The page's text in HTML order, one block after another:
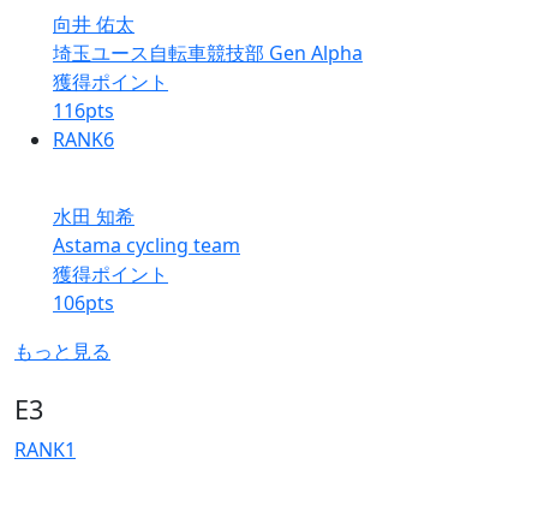
向井 佑太
埼玉ユース自転車競技部 Gen Alpha
獲得ポイント
116pts
RANK6
水田 知希
Astama cycling team
獲得ポイント
106pts
もっと見る
E3
RANK1